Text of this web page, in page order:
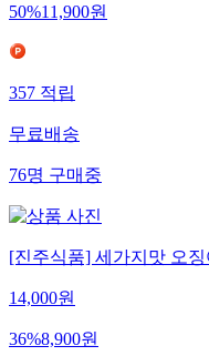
50%11,900원
357적립
무료배송
76명구매중
[진주식품] 세가지맛 오
14,000원
36%8,900원